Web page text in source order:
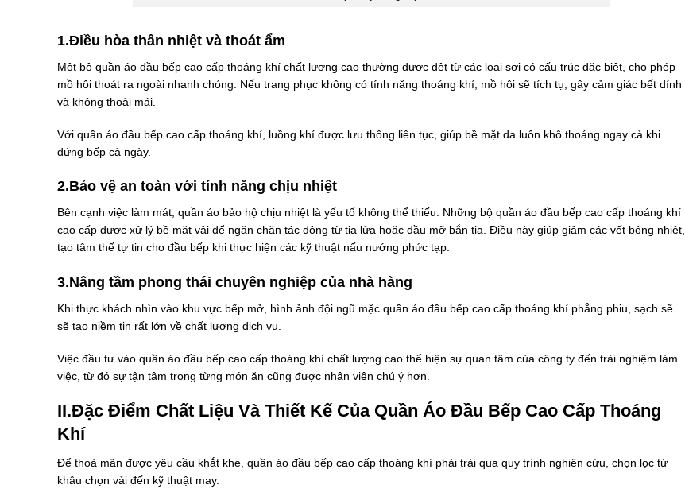
1.Điều hòa thân nhiệt và thoát ẩm
Một bộ quần áo đầu bếp cao cấp thoáng khí chất lượng cao thường được dệt từ các loại sợi có cấu trúc đặc biệt, cho phép
mồ hôi thoát ra ngoài nhanh chóng. Nếu trang phục không có tính năng thoáng khí, mồ hôi sẽ tích tụ, gây cảm giác bết dính
và không thoải mái.
Với quần áo đầu bếp cao cấp thoáng khí, luồng khí được lưu thông liên tục, giúp bề mặt da luôn khô thoáng ngay cả khi
đứng bếp cả ngày.
2.Bảo vệ an toàn với tính năng chịu nhiệt
Bên cạnh việc làm mát, quần áo bảo hộ chịu nhiệt là yếu tố không thể thiếu. Những bộ quần áo đầu bếp cao cấp thoáng khí
cao cấp được xử lý bề mặt vải để ngăn chặn tác động từ tia lửa hoặc dầu mỡ bắn tia. Điều này giúp giảm các vết bỏng nhiệt,
tạo tâm thế tự tin cho đầu bếp khi thực hiện các kỹ thuật nấu nướng phức tạp.
3.Nâng tầm phong thái chuyên nghiệp của nhà hàng
Khi thực khách nhìn vào khu vực bếp mở, hình ảnh đội ngũ mặc quần áo đầu bếp cao cấp thoáng khí phẳng phiu, sạch sẽ
sẽ tạo niềm tin rất lớn về chất lượng dịch vụ.
Việc đầu tư vào quần áo đầu bếp cao cấp thoáng khí chất lượng cao thể hiện sự quan tâm của công ty đến trải nghiệm làm
việc, từ đó sự tận tâm trong từng món ăn cũng được nhân viên chú ý hơn.
II.Đặc Điểm Chất Liệu Và Thiết Kế Của Quần Áo Đầu Bếp Cao Cấp Thoáng
Khí
Để thoả mãn được yêu cầu khắt khe, quần áo đầu bếp cao cấp thoáng khí phải trải qua quy trình nghiên cứu, chọn lọc từ
khâu chọn vải đến kỹ thuật may.